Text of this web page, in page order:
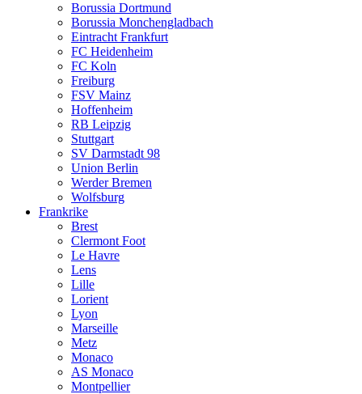
Borussia Dortmund
Borussia Monchengladbach
Eintracht Frankfurt
FC Heidenheim
FC Koln
Freiburg
FSV Mainz
Hoffenheim
RB Leipzig
Stuttgart
SV Darmstadt 98
Union Berlin
Werder Bremen
Wolfsburg
Frankrike
Brest
Clermont Foot
Le Havre
Lens
Lille
Lorient
Lyon
Marseille
Metz
Monaco
AS Monaco
Montpellier